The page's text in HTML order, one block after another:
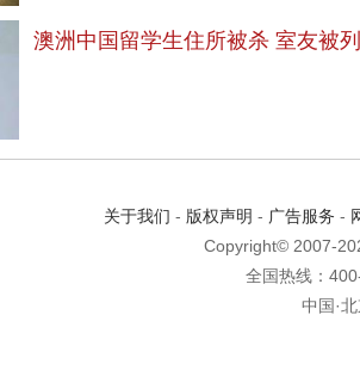
澳洲中国留学生住所被杀 室友被
关于我们 - 版权声明 - 广告服务 -
Copyright© 2007-
全国热线：
中国·